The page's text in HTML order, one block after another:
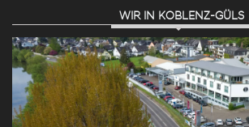
WIR IN KOBLENZ-GÜLS